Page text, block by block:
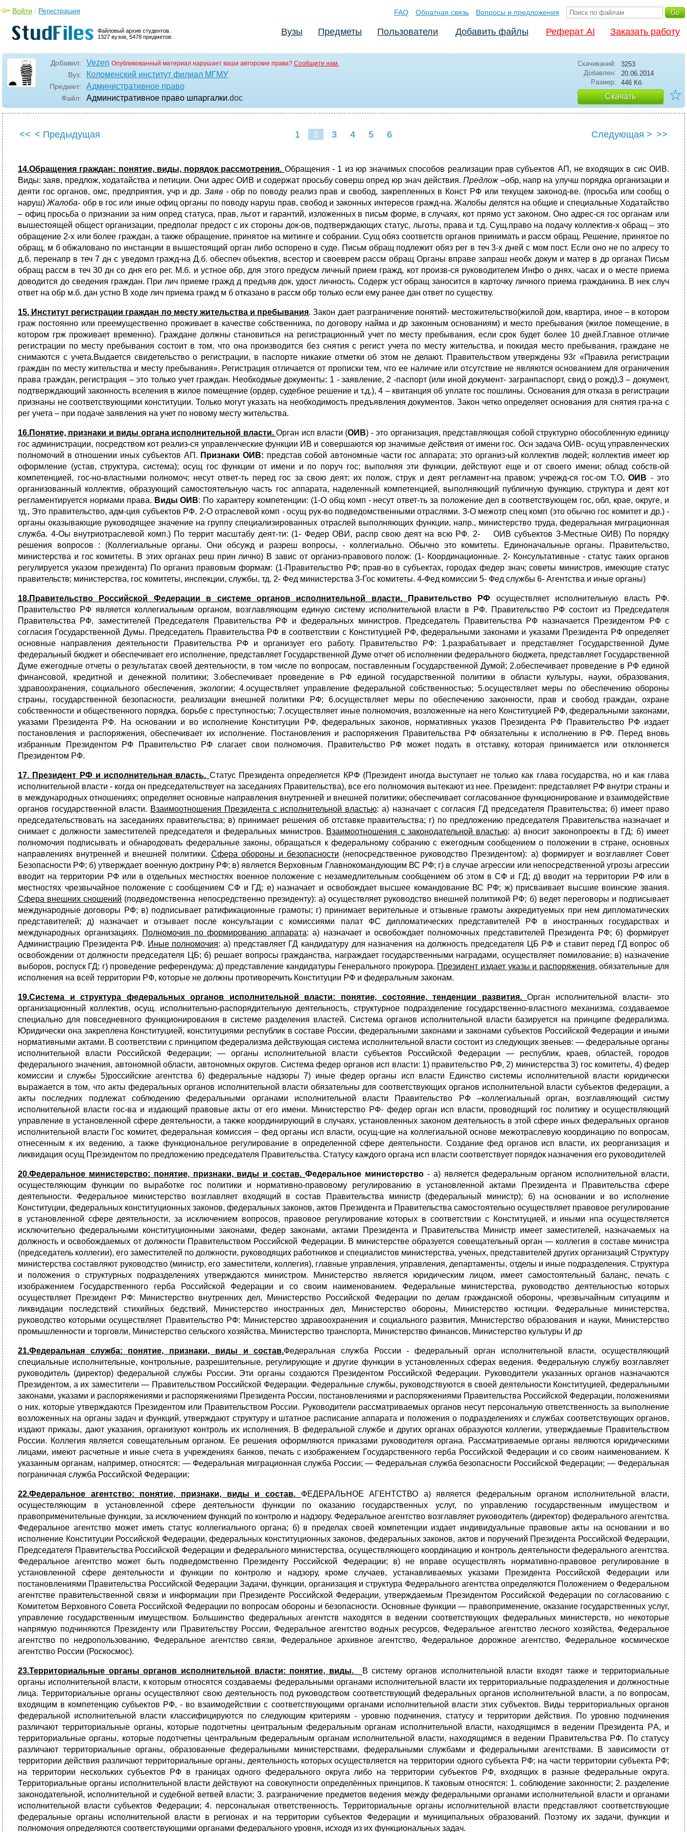
Файловый архив студентов.
1327 вузов, 5478 предметов.
Войти / Регистрация FAQ Обратная связь Вопросы и предложения
Вузы Предметы Пользователи Добавить файлы Реферат AI Заказать работу
Добавил: Vezen Опубликованный материал нарушает ваши авторские права? Сообщите нам.
Вуз: Коломенский институт филиал МГМУ
Предмет: Административное право
Файл: Административное право шпаргалки.doc
Скачиваний:
3253
Добавлен:
20.06.2014
Размер:
446 Кб
Скачать ☆
<< < Предыдущая 1 2 3 4 5 6 Следующая > >>
14.Обращения граждан: понятие, виды, порядок рассмотрения. Обращения - 1 из юр значимых способов реализации прав субъектов АП, не входящих в сис ОИВ.
Виды: заяв, предлож, ходатайства и петиции. Они адрес ОИВ и содержат просьбу соверш опред юр знач действия.Предлож–обр, напр на улучш порядка организации и
деяти гос органов, омс, предприятия, учр и др. Заяв- обр по поводу реализ прав и свобод, закрепленных в Конст РФ или текущем законод-ве. (просьба или сообщ о
наруш)Жалоба- обр в гос или иные офиц органы по поводу наруш прав, свобод и законных интересов гражд-на. Жалобы делятся на общие и специальные Ходатайство
– офиц просьба о признании за ним опред статуса, прав, льгот и гарантий, изложенных в письм форме, в случаях, кот прямо уст законом. Оно адрес-ся гос органам или
вышестоящей общест организации, предполаг предост с их стороны док-ов, подтверждающих статус, льготы, права и т.д. Сущ.право на подачу коллектив-х обращ -- это
обращение 2-х или более граждан, а также обращение, принятое на митинге и собрании. Сущ обяз соответств органов принимать и рассм обращ. Решение, принятое по
обращ, м б обжаловано по инстанции в вышестоящий орган либо оспорено в суде. Письм обращ подлежит обяз рег в теч 3-х дней с мом пост. Если оно не по алресу то
д.б. перенапр в теч 7 дн с уведомл гражд-на Д.б. обеспеч объектив, всестор и своеврем рассм обращ Органы вправе запраш необх докум и матер в др органах Письм
обращ рассм в теч 30 дн со дня его рег. М.б. и устное обр, для этого предусм личный прием гражд, кот произв-ся руководителем Инфо о днях, часах и о месте приема
доводится до сведения граждан. При лич приеме гражд д предъяв док, удост личность. Содерж уст обращ заносится в карточку личного приема гражданина. В нек случ
ответ на обр м.б. дан устно В ходе лич приема гражд м б отказано в рассм обр только если ему ранее дан ответ по существу.
15. Институт регистрации граждан по месту жительства и пребывания. Закон дает разграничение понятий- местожительство(жилой дом, квартира, иное – в котором
граж постоянно или преемущественно проживает в качестве собственника, по договору найма и др законным основаниям) и место пребывания (жилое помещение, в
котором грж проживает временно). Граждане должны становиться на регистрационный учет по месту пребывания, если срок будет более 10 дней.Главное отличие
регистрации по месту пребывания состоит в том, что она производится без снятия с регист учета по месту жительства, и покидая место пребывания, граждане не
снимаются с учета.Выдается свидетельство о регистрации, в паспорте никакие отметки об этом не делают. Правительством утверждены 93г «Правила регистрации
граждан по месту жительства и месту пребывания». Регистрация отличается от прописки тем, что ее наличие или отсутствие не являются основанием для ограничения
права граждан, регистрация – это только учет граждан. Необходмые документы: 1 - заявление, 2 -паспорт (или иной документ- загранпаспорт, свид о рожд),3 – документ,
подтверждающий законность вселения в жилое помещение (ордер, судебное решение и т.д.), 4 – квитанция об уплате гос пошлины. Основания для отказа в регистрации
признаны не соответствующими конституции. Только могут указать на необходимость предъявления документов. Закон четко определяет основания для снятия гра-на с
рег учета – при подаче заявления на учет по новому месту жительства.
16.Понятие, признаки и виды органа исполнительной власти.Орган исп власти (ОИВ) - это организация, представляющая собой структурно обособленную единицу
гос администрации, посредством кот реализ-ся управленческие функции ИВ и совершаются юр значимые действия от имени гос. Осн задача ОИВ- осущ управленческих
полномочий в отношении иных субъектов АП. Признаки ОИВ: представ собой автономные части гос аппарата; это организ-ый коллектив людей; коллектив имеет юр
оформление (устав, структура, система); осущ гос функции от имени и по поруч гос; выполняя эти функции, действуют еще и от своего имени; облад собств-ой
компетенцией, гос-но-властными полномоч; несут ответ-ть перед гос за свою деят; их полож, струк и деят регламент-на правом; учрежд-ся гос-ом Т.О. ОИВ - это
организованный коллектив, образующий самостоятельную часть гос аппарата, наделенный компетенцией, выполняющий публичную функцию, структура и деят кот
регламентируется нормами права. Виды ОИВ: По характеру компетенции: (1-О общ комп - несут ответ-ть за положение дел в соответствующем гос, обл, крае, округе, и
тд., Это правительство, адм-ция субъектов РФ. 2-О отраслевой комп - осущ рук-во подведомственными отраслями. 3-О межотр спец комп (это обычно гос комитет и др.) -
органы оказывающие руководящее значение на группу специализированных отраслей выполняющих функции, напр., министерство труда, федеральная миграционная
служба. 4-Оы внутриотраслевой комп.) По террит масштабу деят-ти: (1- Федер ОВИ, распр свою деят на всю РФ. 2- ОИВ субъектов 3-Местные ОИВ) По порядку
решения вопросов : (Коллегиальные органы. Они обсужд и разреш вопросы, - коллегиально. Обычно это комитеты. Единоначальные органы. Правительство,
министерства и гос комитеты. В этих органах реш прин лично) В завис от организ-правового полож: (1- Координационные. 2- Консультативные - статус таких органов
регулируется указом президента) По организ правовым формам: (1-Правительство РФ; прав-во в субъектах, городах федер знач; советы министров, имеющие статус
правительств; министерства, гос комитеты, инспекции, службы, тд. 2- Фед министерства 3-Гос комитеты. 4-Фед комиссии 5- Фед службы 6- Агентства и иные органы)
18.Правительство Российской Федерации в системе органов исполнительной власти. Правительство РФ осуществляет исполнительную власть РФ.
Правительство РФ является коллегиальным органом, возглавляющим единую систему исполнительной власти в РФ. Правительство РФ состоит из Председателя
Правительства РФ, заместителей Председателя Правительства РФ и федеральных министров. Председатель Правительства РФ назначается Президентом РФ с
согласия Государственной Думы. Председатель Правительства РФ в соответствии с Конституцией РФ, федеральными законами и указами Президента РФ определяет
основные направления деятельности Правительства РФ и организует его работу. Правительство РФ: 1.разрабатывает и представляет Государственной Думе
федеральный бюджет и обеспечивает его исполнение, представляет Государственной Думе отчет об исполнении федерального бюджета, представляет Государственной
Думе ежегодные отчеты о результатах своей деятельности, в том числе по вопросам, поставленным Государственной Думой; 2.обеспечивает проведение в РФ единой
финансовой, кредитной и денежной политики; 3.обеспечивает проведение в РФ единой государственной политики в области культуры, науки, образования,
здравоохранения, социального обеспечения, экологии; 4.осуществляет управление федеральной собственностью; 5.осуществляет меры по обеспечению обороны
страны, государственной безопасности, реализации внешней политики РФ; 6.осуществляет меры по обеспечению законности, прав и свобод граждан, охране
собственности и общественного порядка, борьбе с преступностью; 7.осуществляет иные полномочия, возложенные на него Конституцией РФ, федеральными законами,
указами Президента РФ. На основании и во исполнение Конституции РФ, федеральных законов, нормативных указов Президента РФ Правительство РФ издает
постановления и распоряжения, обеспечивает их исполнение. Постановления и распоряжения Правительства РФ обязательны к исполнению в РФ. Перед вновь
избранным Президентом РФ Правительство РФ слагает свои полномочия. Правительство РФ может подать в отставку, которая принимается или отклоняется
Президентом РФ.
17. Президент РФ и исполнительная власть. Статус Президента определяется КРФ (Президент иногда выступает не только как глава государства, но и как глава
исполнительной власти - когда он председательствует на заседаниях Правительства), все его полномочия вытекают из нее. Президент: представляет РФ внутри страны и
в международных отношениях; определяет основные направления внутренней и внешней политики; обеспечивает согласованное функционирование и взаимодействие
органов государственной власти. Взаимоотношения Президента с исполнительной властью: а) назначает с согласия ГД председателя Правительства; б) имеет право
председательствовать на заседаниях правительства; в) принимает решения об отставке правительства; г) по предложению председателя Правительства назначает и
снимает с должности заместителей председателя и федеральных министров. Взаимоотношения с законодательной властью: а) вносит законопроекты в ГД; б) имеет
полномочия подписывать и обнародовать федеральные законы, обращаться к федеральному собранию с ежегодным сообщением о положении в стране, основных
направлениях внутренней и внешней политики. Сфера обороны и безопасности (непосредственное руководство Президентом): а) формирует и возглавляет Совет
Безопасности РФ; б) утверждает военную доктрину РФ; в) является Верховным Главнокомандующим ВС РФ; г) в случае агрессии или непосредственной угрозы агрессии
вводит на территории РФ или в отдельных местностях военное положение с незамедлительным сообщением об этом в СФ и ГД; д) вводит на территории РФ или в
местностях чрезвычайное положение с сообщением СФ и ГД; е) назначает и освобождает высшее командование ВС РФ; ж) присваивает высшие воинские звания.
Сфера внешних сношений (подведомственна непосредственно президенту): а) осуществляет руководство внешней политикой РФ; б) ведет переговоры и подписывает
международные договоры РФ; в) подписывает ратификационные грамоты; г) принимает верительные и отзывные грамоты аккредитуемых при нем дипломатических
представителей; д) назначает и отзывает после консультации с комиссиями палат ФС дипломатических представителей РФ в иностранных государствах и
международных организациях. Полномочия по формированию аппарата: а) назначает и освобождает полномочных представителей Президента РФ; б) формирует
Администрацию Президента РФ. Иные полномочия: а) представляет ГД кандидатуру для назначения на должность председателя ЦБ РФ и ставит перед ГД вопрос об
освобождении от должности председателя ЦБ; б) решает вопросы гражданства, награждает государственными наградами, осуществляет помилование; в) назначение
выборов, роспуск ГД; г) проведение референдума; д) представление кандидатуры Генерального прокурора. Президент издает указы и распоряжения, обязательные для
исполнения на всей территории РФ, которые не должны противоречить Конституции РФ и федеральным законам.
19.Система и структура федеральных органов исполнительной власти: понятие, состояние, тенденции развития.Орган исполнительной власти- это
организационный коллектив, осущ. исполнительно-распорядительную деятельность, структурное подразделение государственно-властного механизма, создаваемое
специально для повседневного функционирования в системе разделения властей. Система органов исполнительной власти базируется на принципе федерализма.
Юридически она закреплена Конституцией, конституциями республик в составе России, федеральными законами и законами субъектов Российской Федерации и иными
нормативными актами. В соответствии с принципом федерализма действующая система исполнительной власти состоит из следующих звеньев: — федеральные органы
исполнительной власти Российской Федерации; — органы исполнительной власти субъектов Российской Федерации — республик, краев, областей, городов
федерального значения, автономной области, автономных округов. Система федер органов исп власти: 1) правительство РФ, 2) министерства 3) гос комитеты, 4) федер
комиссии и службы 5)российские агентства 6) федеральные надзоры 7) иные федер органы исп власти Единство системы исполнительной власти юридически
выражается в том, что акты федеральных органов исполнительной власти обязательны для соответствующих органов исполнительной власти субъектов федерации, а
акты последних подлежат соблюдению федеральными органами исполнительной власти Правительство РФ –коллегиальный орган, возглавляющий систму
исполнительной власти гос-ва и издающий правовые акты от его имени. Министерство РФ- федер орган исп власти, проводящий гос политику и осуществляющий
управление в установленной сфере деятельности, а также координирующий в случаях, установленных законом деятельность в этой сфере иных федеральных органов
исполнительной власти Гос комитет, федеральная комиссия – фед органы исп власти, осущ-щие на коллегиальной основе межотраслевую координацию по вопросам,
отнесенным к их ведению, а также функциональное регулирование в определенной сфере деятельности. Создание фед органов исп власти, их реорганизация и
ликвидация осущ Президентом по предложению председателя Правительства. Статусу каждого органа исп власти соответствует порядок назначения его руководителей
20.Федеральное министерство: понятие, признаки, виды и состав.Федеральное министерство- а) является федеральным органом исполнительной власти,
осуществляющим функции по выработке гос политики и нормативно-правовому регулированию в установленной актами Президента и Правительства сфере
деятельности. Федеральное министерство возглавляет входящий в состав Правительства министр (федеральный министр); б) на основании и во исполнение
Конституции, федеральных конституционных законов, федеральных законов, актов Президента и Правительства самостоятельно осуществляет правовое регулирование
в установленной сфере деятельности, за исключением вопросов, правовое регулирование которых в соответствии с Конституцией, и иными нпа осуществляется
исключительно федеральными конституционными законами, федер законами, актами Президента и Правительства Министр имеет заместителей, назначаемых на
должность и освобождаемых от должности Правительством Российской Федерации. В министерстве образуется совещательный орган — коллегия в составе министра
(председатель коллегии), его заместителей по должности, руководящих работников и специалистов министерства, ученых, представителей других организаций Структуру
министерства составляют руководство (министр, его заместители, коллегия), главные управления, управления, департаменты, отделы и иные подразделения. Структура
и положения о структурных подразделениях утверждаются министром. Министерство является юридическим лицом, имеет самостоятельный баланс, печать с
изображением Государственного герба Российской Федерации и со своим наименованием. Федеральные министерства, руководство деятельностью которых
осуществляет Президент РФ: Министерство внутренних дел, Министерство Российской Федерации по делам гражданской обороны, чрезвычайным ситуациям и
ликвидации последствий стихийных бедствий, Министерство иностранных дел, Министерство обороны, Министерство юстиции. Федеральные министерства,
руководство которыми осуществляет Правительство РФ: Министерство здравоохранения и социального развития, Министерство образования и науки, Министерство
промышленности и торговли, Министерство сельского хозяйства, Министерство транспорта, Министерство финансов, Министерство культуры И др
21.Федеральная служба: понятие, признаки, виды и состав.Федеральная служба России - федеральный орган исполнительной власти, осуществляющий
специальные исполнительные, контрольные, разрешительные, регулирующие и другие функции в установленных сферах ведения. Федеральную службу возглавляет
руководитель (директор) федеральной службы России. Эти органы создаются Президентом Российской Федерации. Руководители указанных органов назначаются
Президентом, а их заместители — Правительством Российской Федерации. Федеральные службы, руководствуются в своей деятельности Конституцией, федеральными
законами, указами и распоряжениями и распоряжениями Президента России, постановлениями и распоряжениями Правительства Российской Федерации, положениями
о них. которые утверждаются Президентом или Правительством России. Руководители рассматриваемых органов несут персональную ответственность за выполнение
возложенных на органы задач и функций, утверждают структуру и штатное расписание аппарата и положения о подразделениях и службах соответствующих органов,
издают приказы, дают указания, организуют контроль их исполнения. В федеральной службе и других органах образуются коллегии, утверждаемые Правительством
России. Коллегия является совещательным органом. Ее решения оформляются приказами руководителя органа. Рассматриваемые органы являются юридическими
лицами, имеют расчетные и иные счета в учреждениях банков, печать с изображением Государственного герба Российской Федерации и со своим наименованием. К
указанным органам, например, относятся: — Федеральная миграционная служба России; — Федеральная служба безопасности Российской Федерации; — Федеральная
пограничная служба Российской Федерации;
22.Федеральное агентство: понятие, признаки, виды и состав. ФЕДЕРАЛЬНОЕ АГЕНТСТВО а) является федеральным органом исполнительной власти,
осуществляющим в установленной сфере деятельности функции по оказанию государственных услуг, по управлению государственным имуществом и
правоприменительные функции, за исключением функций по контролю и надзору. Федеральное агентство возглавляет руководитель (директор) федерального агентства.
Федеральное агентство может иметь статус коллегиального органа; б) в пределах своей компетенции издает индивидуальные правовые акты на основании и во
исполнение Конституции Российской Федерации, федеральных конституционных законов, федеральных законов, актов и поручений Президента Российской Федерации,
Председателя Правительства Российской Федерации и федерального министерства, осуществляющего координацию и контроль деятельности федерального агентства.
Федеральное агентство может быть подведомственно Президенту Российской Федерации; в) не вправе осуществлять нормативно-правовое регулирование в
установленной сфере деятельности и функции по контролю и надзору, кроме случаев, устанавливаемых указами Президента Российской Федерации или
постановлениями Правительства Российской Федерации Задачи, функции, организация и структура Федерального агентства определяются Положением о Федеральном
агентстве правительственной связи и информации при Президенте Российской Федерации, утверждаемым Президентом Российской Федерации по согласованию с
Комитетом Верховного Совета Российской Федерации по вопросам обороны и безопасности. Основные функции — правоприменение, оказание государственных услуг,
управление государственным имуществом. Большинство федеральных агентств находятся в ведении соответствующих федеральных министерств, но некоторые
напрямую подчиняются Президенту или Правительству России, Федеральное агентство водных ресурсов, Федеральное агентство лесного хозяйства, Федеральное
агентство по недропользованию, Федеральное агентство связи, Федеральное архивное агентство, Федеральное дорожное агентство, Федеральное космическое
агентство России (Роскосмос).
23.Территориальные органы органов исполнительной власти: понятие, виды.
_В систему органов исполнительной власти входят также и территориальные
органы исполнительной власти, к которым относятся создаваемы федеральными органами исполнительной власти их территориальные подразделения и должностные
лица. Территориальные органы осуществляют свою деятельность под руководством соответствующий федеральных органов исполнительной власти, а по вопросам,
входящим в компетенцию субъектов РФ, - во взаимодействии с соответствующими органами исполнительной власти этих субъектов. Виды территориальных органов
федеральной исполнительной власти классифицируются по следующим критериям - уровню подчинения, статусу и территории действия. По уровню подчинения
различают территориальные органы, которые подотчетны центральным федеральным органам исполнительной власти, находящимся в ведении Президента РA, и
территориальные органы, которые подотчетны центральным федеральным органам исполнительной власти, находящимся в ведении Правительства РФ. По статусу
различают территориальные органы, образованные федеральными министерствами, федеральными службами и федеральными агентствами. В зависимости от
территории действия различают территориальные органы, деятельность которых осуществляется на территории одного субъекта РФ; на части территории субъекта РФ;
на территории нескольких субъектов РФ в границах одного федерального округа либо на территории субъектов РФ, входящих в разные федеральные округа.
Территориальные органы исполнительной власти действуют на совокупности определённых принципов. К таковым относятся: 1. соблюдение законности; 2. разделение
законодательной, исполнительной и судебной ветвей власти; 3. разграничение предметов ведения между федеральными органами исполнительной власти и органами
исполнительной власти субъектов Федерации; 4. персональная ответственность. Территориальные органы исполнительной власти представляют соответствующие
федеральные органы исполнительной власти в регионах и на территории субъектов Федерации и муниципальных образований. Поэтому их задачи, функции и
полномочия определяются соответствующими органами федерального уровня, исходя из их функциональных задач.